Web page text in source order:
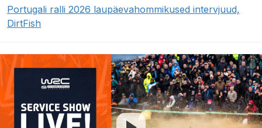
Portugali ralli 2026 laupäevahommikused intervjuud,
DirtFish